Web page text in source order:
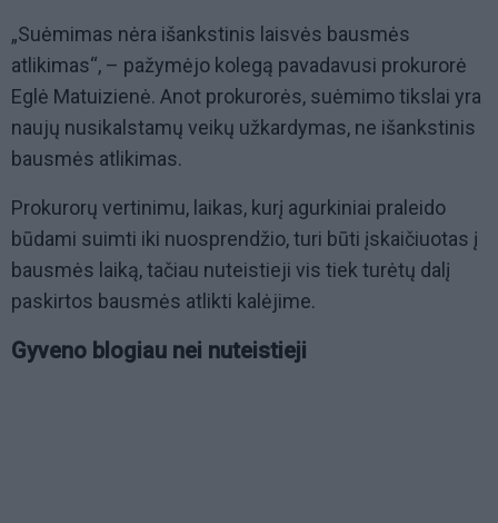
„Suėmimas nėra išankstinis laisvės bausmės
atlikimas“, – pažymėjo kolegą pavadavusi prokurorė
Eglė Matuizienė. Anot prokurorės, suėmimo tikslai yra
naujų nusikalstamų veikų užkardymas, ne išankstinis
bausmės atlikimas.
Prokurorų vertinimu, laikas, kurį agurkiniai praleido
būdami suimti iki nuosprendžio, turi būti įskaičiuotas į
bausmės laiką, tačiau nuteistieji vis tiek turėtų dalį
paskirtos bausmės atlikti kalėjime.
Gyveno blogiau nei nuteistieji